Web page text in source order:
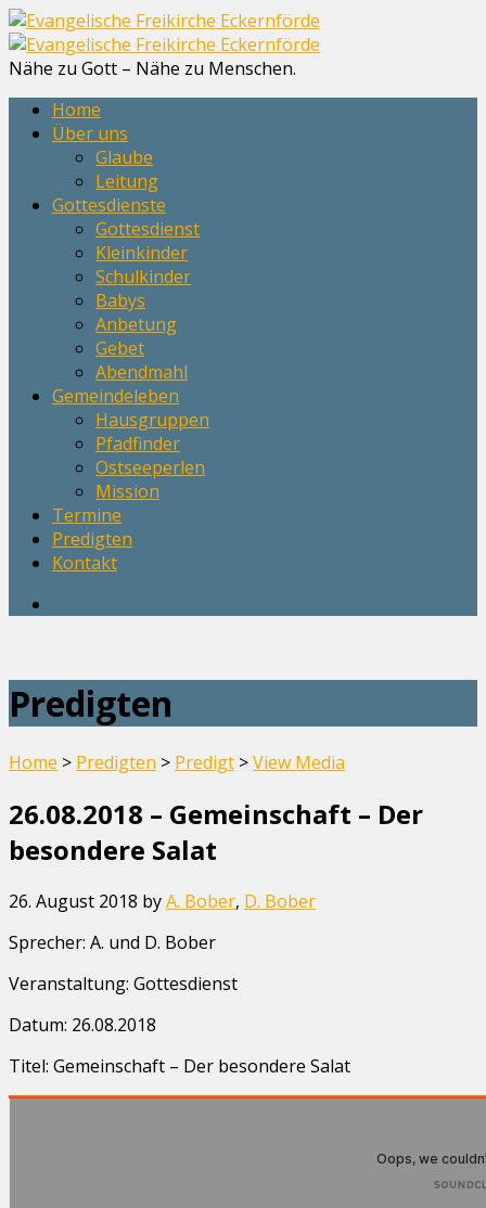
Nähe zu Gott – Nähe zu Menschen.
Home
Über uns
Glaube
Leitung
Gottesdienste
Gottesdienst
Kleinkinder
Schulkinder
Babys
Anbetung
Gebet
Abendmahl
Gemeindeleben
Hausgruppen
Pfadfinder
Ostseeperlen
Mission
Termine
Predigten
Kontakt
Predigten
Home > Predigten > Predigt >View Media
26.08.2018 – Gemeinschaft – Der
besondere Salat
26. August 2018 byA. Bober, D. Bober
Sprecher: A. und D. Bober
Veranstaltung: Gottesdienst
Datum: 26.08.2018
Titel: Gemeinschaft – Der besondere Salat